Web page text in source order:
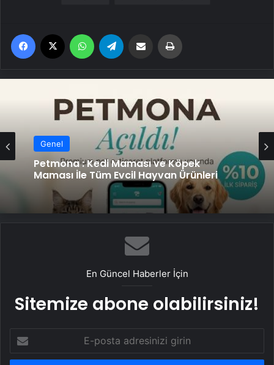
Facebook WhatsApp Email'den paylaş
Genel
Petmona : Kedi Maması ve Köpek
Maması İle Tüm Evcil Hayvan Ürünleri
En Güncel Haberler İçin
Sitemize abone olabilirsiniz!
posta
adresinizi